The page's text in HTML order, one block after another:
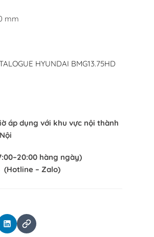
mm
HYUNDAI BMG13.75HD
áp dụng với khu vực nội thành
hàng ngày)
(Hotline – Zalo)